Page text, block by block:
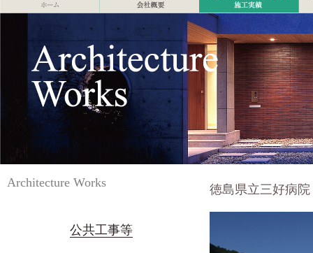
徳島県立三好病院
Architecture Works
公共工事等